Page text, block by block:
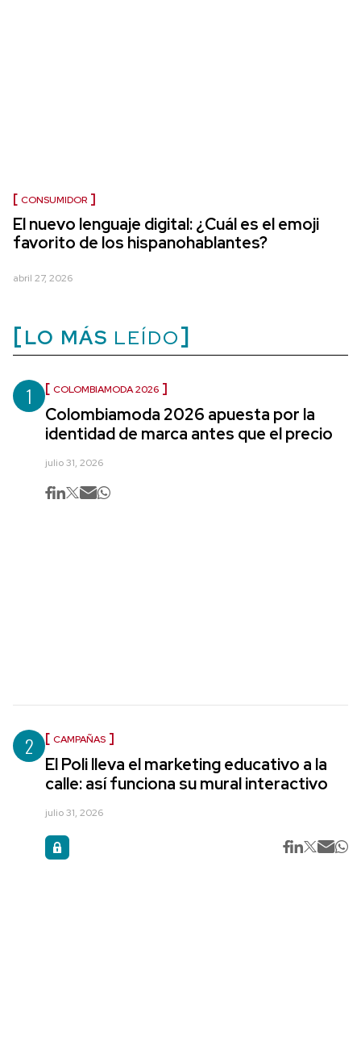
CONSUMIDOR
El nuevo lenguaje digital: ¿Cuál es el emoji
favorito de los hispanohablantes?
abril 27, 2026
LO MÁS LEÍDO
1 COLOMBIAMODA 2026
Colombiamoda 2026 apuesta por la
identidad de marca antes que el precio
julio 31, 2026
2 CAMPAÑAS
El Poli lleva el marketing educativo a la
calle: así funciona su mural interactivo
julio 31, 2026